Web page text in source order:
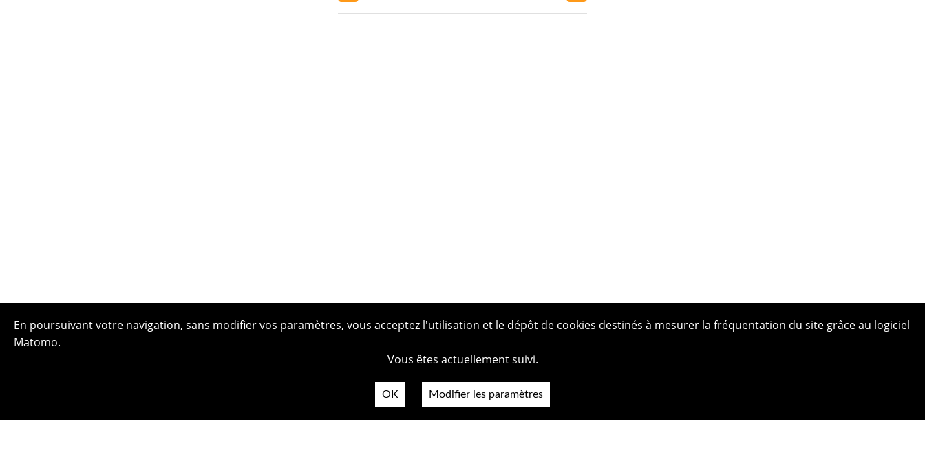
En poursuivant votre navigation, sans modifier vos paramètres, vous acceptez l'utilisation et le dépôt de cookies destinés à mesurer la fréquentation du site grâce au logiciel
Matomo.
Vous êtes actuellement suivi.
OK Modifier les paramètres